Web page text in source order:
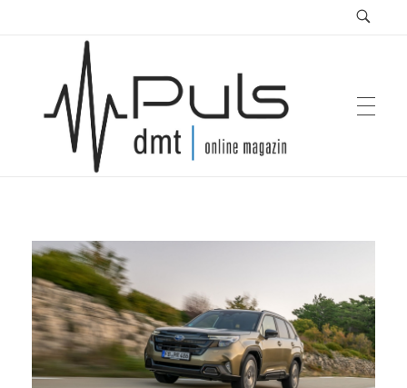
Puls Magazin
Zukunft der Mobilität